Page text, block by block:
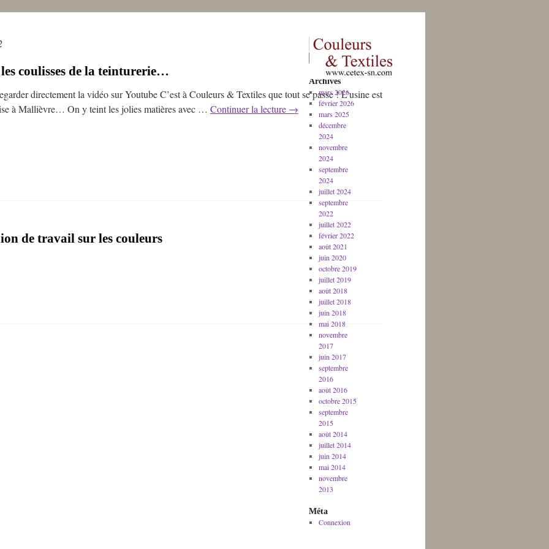
coulisses de la teinturerie…
directement la vidéo sur Youtube C’est à Couleurs & Textiles que tout se passe ! L’usine est
à Mallièvre… On y teint les jolies matières avec … Continuer la lecture →
de travail sur les couleurs
Archives
mars 2026
février 2026
mars 2025
décembre
2024
novembre
2024
septembre
2024
juillet 2024
septembre
2022
juillet 2022
février 2022
août 2021
juin 2020
octobre 2019
juillet 2019
août 2018
juillet 2018
juin 2018
mai 2018
novembre
2017
juin 2017
septembre
2016
août 2016
octobre 2015
septembre
2015
août 2014
juillet 2014
juin 2014
mai 2014
novembre
2013
Méta
Connexion